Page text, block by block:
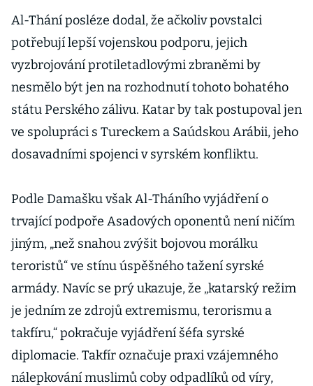
Al-Thání posléze dodal, že ačkoliv povstalci
potřebují lepší vojenskou podporu, jejich
vyzbrojování protiletadlovými zbraněmi by
nesmělo být jen na rozhodnutí tohoto bohatého
státu Perského zálivu. Katar by tak postupoval jen
ve spolupráci s Tureckem a Saúdskou Arábii, jeho
dosavadními spojenci v syrském konfliktu.
Podle Damašku však Al-Tháního vyjádření o
trvající podpoře Asadových oponentů není ničím
jiným, „než snahou zvýšit bojovou morálku
teroristů“ ve stínu úspěšného tažení syrské
armády. Navíc se prý ukazuje, že „katarský režim
je jedním ze zdrojů extremismu, terorismu a
takfíru,“ pokračuje vyjádření šéfa syrské
diplomacie. Takfír označuje praxi vzájemného
nálepkování muslimů coby odpadlíků od víry,